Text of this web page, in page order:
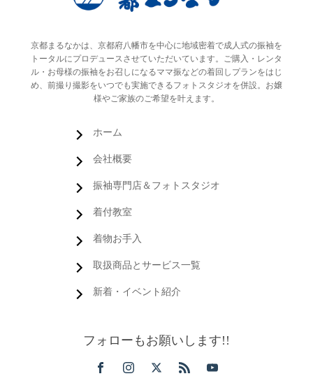
京都まるなかは、京都府八幡市を中心に地域密着で成人式の振袖を
トータルにプロデュースさせていただいています。ご購入・レンタ
ル・お母様の振袖をお召しになるママ振などの着回しプランをはじ
め、前撮り撮影をいつでも実施できるフォトスタジオを併設。お嬢
様やご家族のご希望を叶えます。
ホーム
会社概要
振袖専門店＆フォトスタジオ
着付教室
着物お手入
取扱商品とサービス一覧
新着・イベント紹介
フォローもお願いします!!